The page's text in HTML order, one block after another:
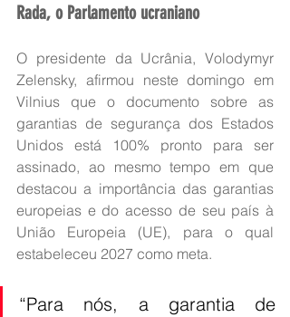
Rada, o Parlamento ucraniano
O presidente da Ucrânia, Volodymyr
Zelensky, afirmou neste domingo em
Vilnius que o documento sobre as
garantias de segurança dos Estados
Unidos está 100% pronto para ser
assinado, ao mesmo tempo em que
destacou a importância das garantias
europeias e do acesso de seu país à
União Europeia (UE), para o qual
estabeleceu 2027 como meta.
“Para nós, a garantia de